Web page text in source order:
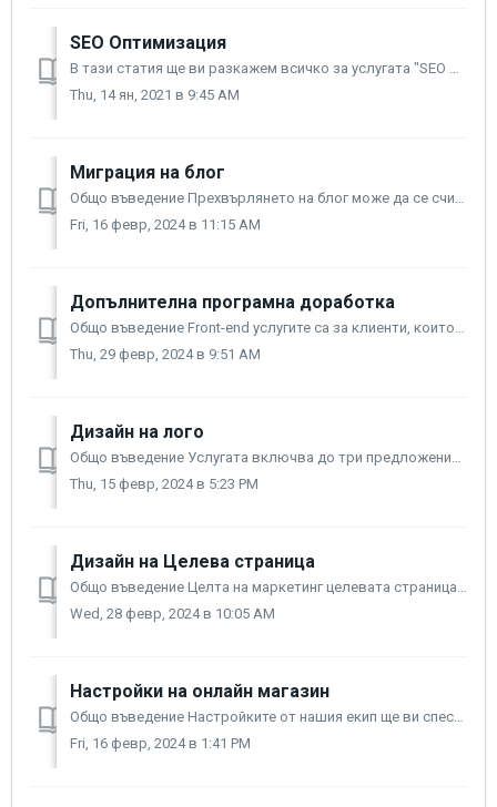
SEO Оптимизация
В тази статия ще ви разкажем всичко за услугата "SEO Оптимизация" и защо тя е задължително условие за вашия онлайн успех и добро позициониране в G...
Thu, 14 ян, 2021 в 9:45 AM
Миграция на блог
Общо въведение Прехвърлянето на блог може да се счита, като допълнителна услуга към миграцията на продуктовия каталог или да бъде извършена самостояте...
Fri, 16 февр, 2024 в 11:15 AM
Допълнителна програмна доработка
Общо въведение Front-end услугите са за клиенти, които се нуждаят от промени в дизайна на своя сайт чрез CSS код, извън възможностите на дизайн шаблоните...
Thu, 29 февр, 2024 в 9:51 AM
Дизайн на лого
Общо въведение Услугата включва до три предложения за професионално лого, което да е отличителен елемент на вашия бизнес. Условия на услугата Преди да ...
Thu, 15 февр, 2024 в 5:23 PM
Дизайн на Целева страница
Общо въведение Целта на маркетинг целевата страница е да конвертира възможно най-много потребители в клиенти. Такъв тип страница e подходяща за реклама н...
Wed, 28 февр, 2024 в 10:05 AM
Настройки на онлайн магазин
Общо въведение Настройките от нашия екип ще ви спестят от първоначалната инвестиция на време при стартирането на магазина. Услугата включва конфигурира...
Fri, 16 февр, 2024 в 1:41 PM